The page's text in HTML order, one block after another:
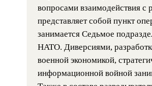
вопросами взаимодействия с
представляет собой пункт
занимается Седьмое
НАТО. Диверсиями,
военной экономикой,
информационной войной